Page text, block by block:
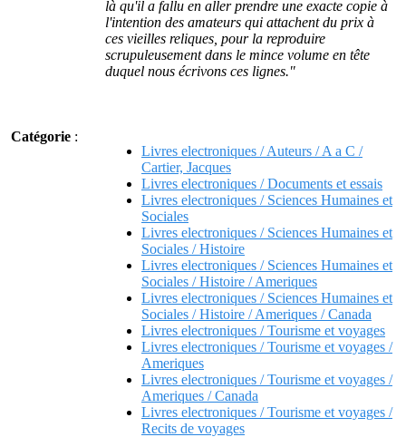
là qu'il a fallu en aller prendre une exacte copie à
l'intention des amateurs qui attachent du prix à
ces vieilles reliques, pour la reproduire
scrupuleusement dans le mince volume en tête
duquel nous écrivons ces lignes."
Catégorie :
Livres electroniques / Auteurs / A a C /
Cartier, Jacques
Livres electroniques / Documents et essais
Livres electroniques / Sciences Humaines et
Sociales
Livres electroniques / Sciences Humaines et
Sociales / Histoire
Livres electroniques / Sciences Humaines et
Sociales / Histoire / Ameriques
Livres electroniques / Sciences Humaines et
Sociales / Histoire / Ameriques / Canada
Livres electroniques / Tourisme et voyages
Livres electroniques / Tourisme et voyages /
Ameriques
Livres electroniques / Tourisme et voyages /
Ameriques / Canada
Livres electroniques / Tourisme et voyages /
Recits de voyages